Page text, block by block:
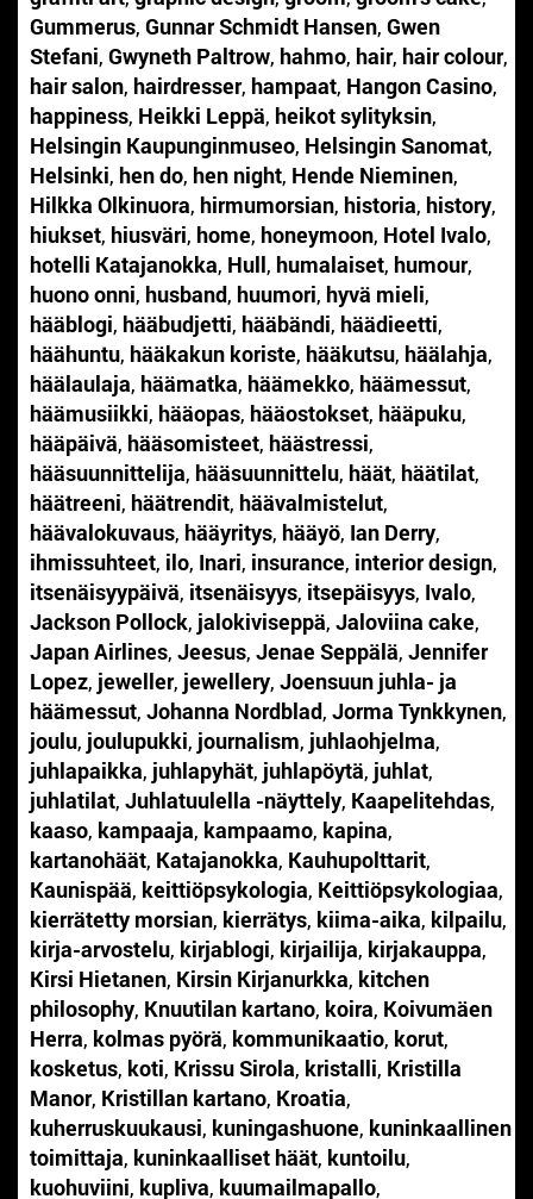
Gummerus, Gunnar Schmidt Hansen, Gwen
Stefani, Gwyneth Paltrow, hahmo, hair, hair colour,
hair salon, hairdresser, hampaat, Hangon Casino,
happiness, Heikki Leppä, heikot sylityksin,
Helsingin Kaupunginmuseo, Helsingin Sanomat,
Helsinki, hen do, hen night, Hende Nieminen,
Hilkka Olkinuora, hirmumorsian, historia, history,
hiukset, hiusväri, home, honeymoon, Hotel Ivalo,
hotelli Katajanokka, Hull, humalaiset, humour,
huono onni, husband, huumori, hyvä mieli,
hääblogi, hääbudjetti, hääbändi, häädieetti,
häähuntu, hääkakun koriste, hääkutsu, häälahja,
häälaulaja, häämatka, häämekko, häämessut,
häämusiikki, hääopas, hääostokset, hääpuku,
hääpäivä, hääsomisteet, häästressi,
hääsuunnittelija, hääsuunnittelu, häät, häätilat,
häätreeni, häätrendit, häävalmistelut,
häävalokuvaus, hääyritys, hääyö, Ian Derry,
ihmissuhteet, ilo, Inari, insurance, interior design,
itsenäisyypäivä, itsenäisyys, itsepäisyys, Ivalo,
Jackson Pollock, jalokiviseppä, Jaloviina cake,
Japan Airlines, Jeesus, Jenae Seppälä, Jennifer
Lopez, jeweller, jewellery, Joensuun juhla- ja
häämessut, Johanna Nordblad, Jorma Tynkkynen,
joulu, joulupukki, journalism, juhlaohjelma,
juhlapaikka, juhlapyhät, juhlapöytä, juhlat,
juhlatilat, Juhlatuulella -näyttely, Kaapelitehdas,
kaaso, kampaaja, kampaamo, kapina,
kartanohäät, Katajanokka, Kauhupolttarit,
Kaunispää, keittiöpsykologia, Keittiöpsykologiaa,
kierrätetty morsian, kierrätys, kiima-aika, kilpailu,
kirja-arvostelu, kirjablogi, kirjailija, kirjakauppa,
Kirsi Hietanen, Kirsin Kirjanurkka, kitchen
philosophy, Knuutilan kartano, koira, Koivumäen
Herra, kolmas pyörä, kommunikaatio, korut,
kosketus, koti, Krissu Sirola, kristalli, Kristilla
Manor, Kristillan kartano, Kroatia,
kuherruskuukausi, kuningashuone, kuninkaallinen
toimittaja, kuninkaalliset häät, kuntoilu,
kuohuviini, kupliva, kuumailmapallo,